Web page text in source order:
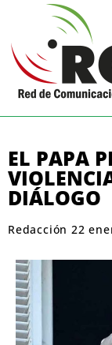
EL PAPA
DIÁLOGO
Redacción 22